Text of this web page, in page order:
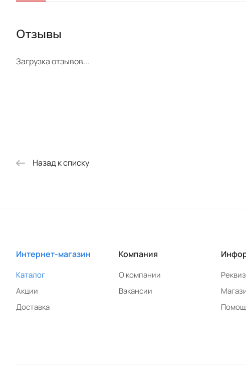
Отзывы
Загрузка отзывов...
Назад к списку
Интернет-магазин
Каталог
Акции
Доставка
Компания
О компании
Вакансии